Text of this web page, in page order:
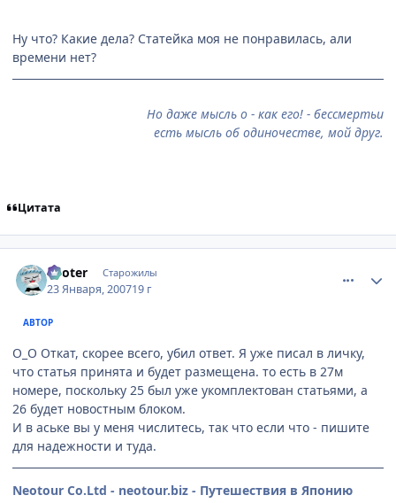
Ну что? Какие дела? Статейка моя не понравилась, али
времени нет?
Но даже мысль о - как его! - бессмертьи
есть мысль об одиночестве, мой друг.
Цитата
Looter Старожилы
23 Января, 200719 г
АВТОР
O_O Откат, скорее всего, убил ответ. Я уже писал в личку,
что статья принята и будет размещена. то есть в 27м
номере, поскольку 25 был уже укомплектован статьями, а
26 будет новостным блоком.
И в аське вы у меня числитесь, так что если что - пишите
для надежности и туда.
Neotour Co.Ltd - neotour.biz - Путешествия в Японию